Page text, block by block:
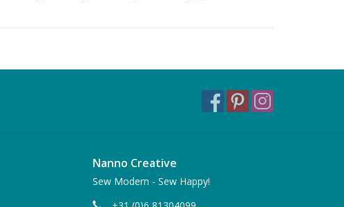
Nanno Creative
Sew Modern - Sew Happy!